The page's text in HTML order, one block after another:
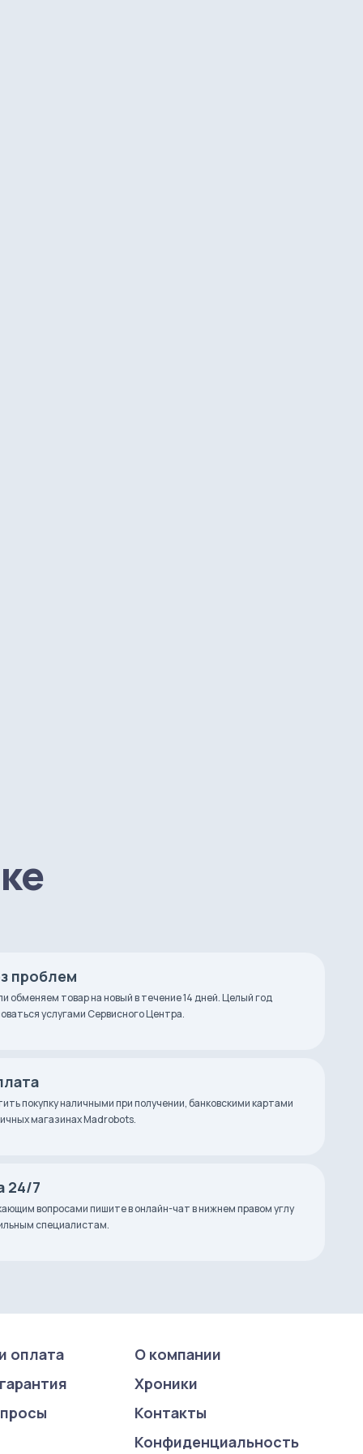
проблем
обменяем товар на новый в течение 14 дней. Целый год
услугами Сервисного Центра.
покупку наличными при получении, банковскими картами
магазинах Madrobots.
24/7
вопросами пишите в онлайн-чат в нижнем правом углу
специалистам.
оплата
О компании
Хроники
Контакты
Конфиденциаль­ность